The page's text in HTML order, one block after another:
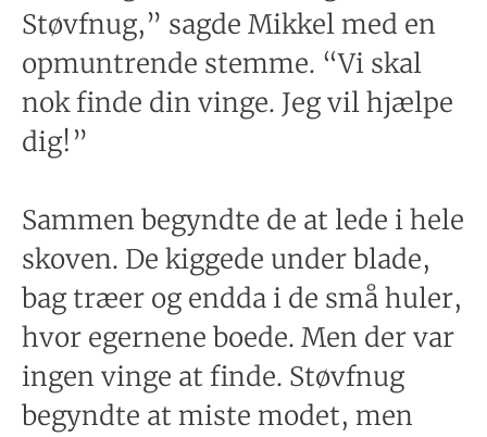
Støvfnug,” sagde Mikkel med en
opmuntrende stemme. “Vi skal
nok finde din vinge. Jeg vil hjælpe
dig!”
Sammen begyndte de at lede i hele
skoven. De kiggede under blade,
bag træer og endda i de små huler,
hvor egernene boede. Men der var
ingen vinge at finde. Støvfnug
begyndte at miste modet, men